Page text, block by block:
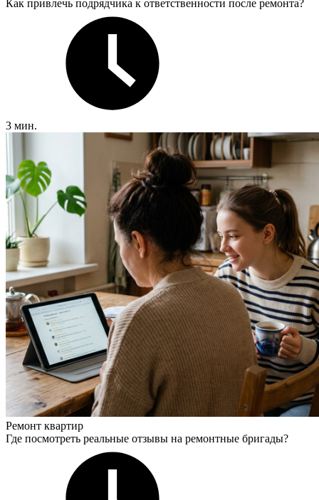
Как привлечь подрядчика к ответственности после ремонта?
3 мин.
Ремонт квартир
Где посмотреть реальные отзывы на ремонтные бригады?